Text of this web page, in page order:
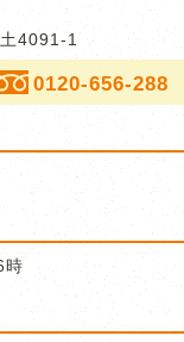
4091-1
0120-656-288
時